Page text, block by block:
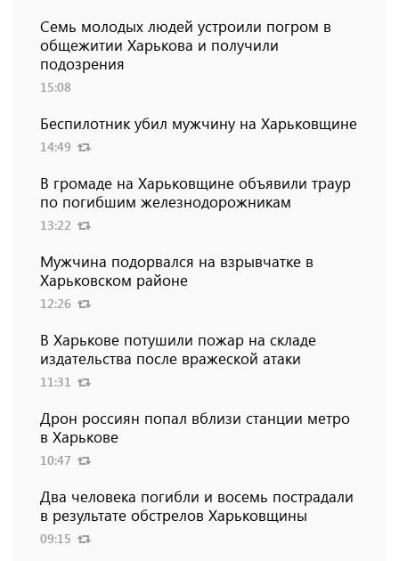
Семь молодых людей устроили погром в
общежитии Харькова и получили
подозрения
15:08
Беспилотник убил мужчину на Харьковщине
14:49
В громаде на Харьковщине объявили траур
по погибшим железнодорожникам
13:22
Мужчина подорвался на взрывчатке в
Харьковском районе
12:26
В Харькове потушили пожар на складе
издательства после вражеской атаки
11:31
Дрон россиян попал вблизи станции метро
в Харькове
10:47
Два человека погибли и восемь пострадали
в результате обстрелов Харьковщины
09:15